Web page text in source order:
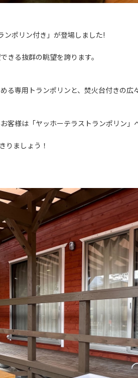
ンポリン付き」が登場しました!
きる抜群の眺望を誇ります。
専用トランポリンと、焚火台付きの広
客様は「ヤッホーテラストランポリン」
りましょう！